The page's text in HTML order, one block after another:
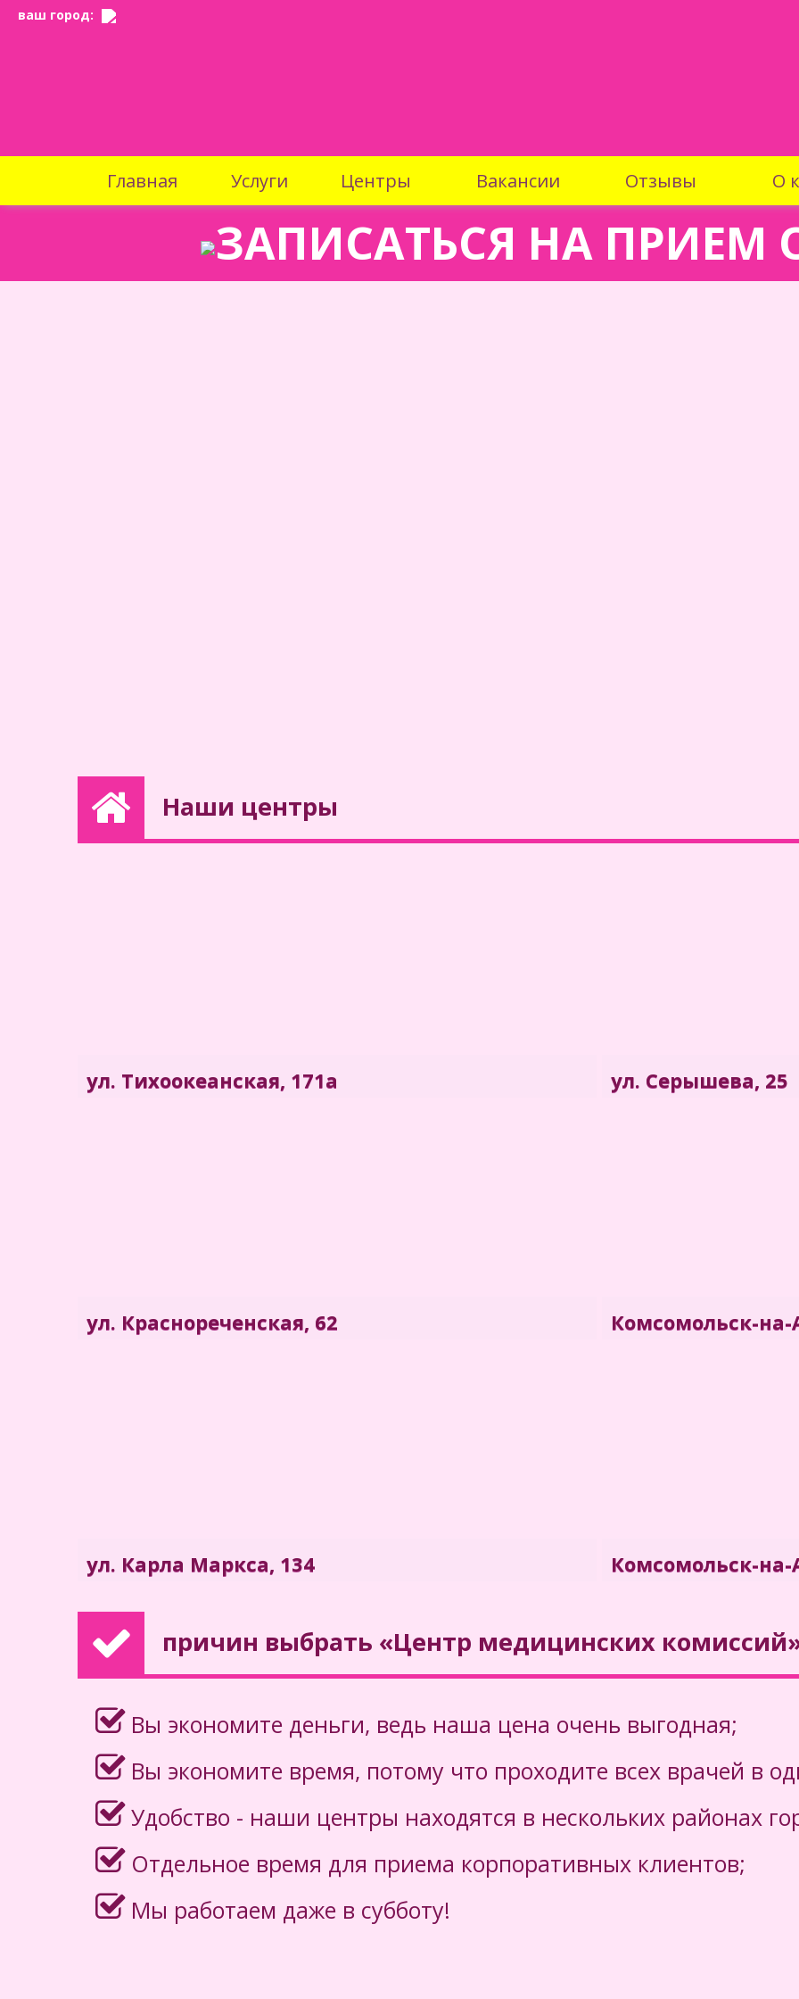
ваш город:
Главная Услуги Центры Вакансии Отзывы О
ЗАПИСАТЬСЯ НА ПРИЕМ
Наши центры
ул. Тихоокеанская, 171а ул. Серышева, 25
ул. Краснореченская, 62 Комсомольск-на-
ул. Карла Маркса, 134
Карла Маркса, 134, ост. «Памятник Партизанам» (проезд
автобусными маршрутами № 13, 40, 35, 47, 60, 80, 82,
троллейбусами 1, 4).
Комсомольск-на-
Филиал "Центра
причин выбрать «Центр медицинских
Вы экономите деньги, ведь наша цена очень выгодная;
Вы экономите время, потому что проходите всех врачей в
Удобство - наши центры находятся в нескольких районах
Отдельное время для приема корпоративных клиентов;
Мы работаем даже в субботу!